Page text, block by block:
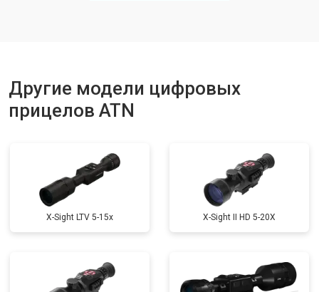
Другие модели цифровых
прицелов ATN
X-Sight LTV 5-15x X-Sight II HD 5-20X